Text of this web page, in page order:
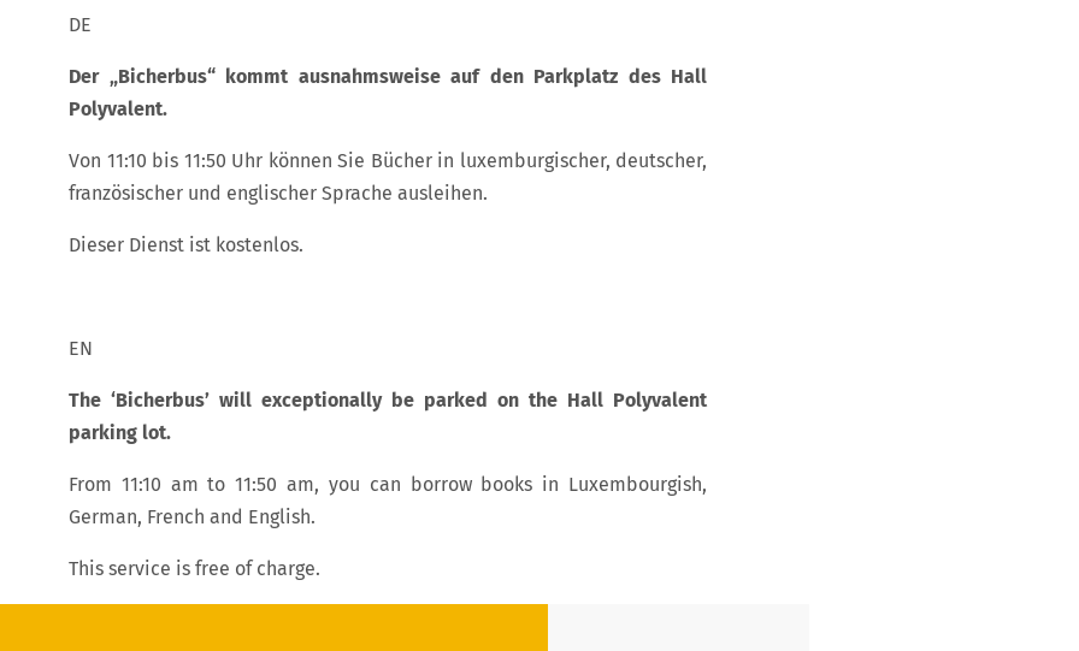
DE
Der „Bicherbus“ kommt ausnahmsweise auf den Parkplatz des Hall
Polyvalent.
Von 11:10 bis 11:50 Uhr können Sie Bücher in luxemburgischer, deutscher,
französischer und englischer Sprache ausleihen.
Dieser Dienst ist kostenlos.
EN
The ‘Bicherbus’ will exceptionally be parked on the Hall Polyvalent
parking lot.
From 11:10 am to 11:50 am, you can borrow books in Luxembourgish,
German, French and English.
This service is free of charge.